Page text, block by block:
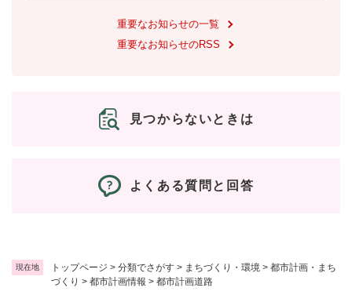
現在地 トップページ > 分類でさがす > まちづくり・環境 > 都市計画・まち
づくり > 都市計画情報 > 都市計画道路
重要なお知らせの一覧
重要なお知らせのRSS
見つからないときは
よくある質問と回答